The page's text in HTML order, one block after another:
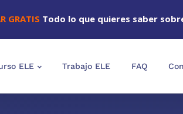
GRATIS Todo lo que quieres saber
ELE Trabajo ELE FAQ